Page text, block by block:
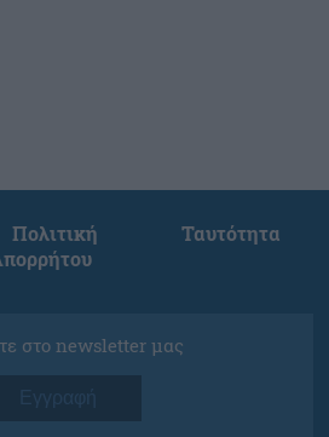
Πολιτική
Ταυτότητα
στο newsletter μας
Εγγραφή